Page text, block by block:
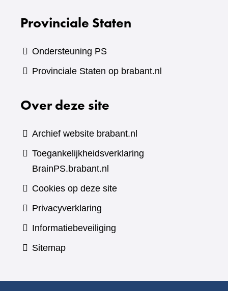
Provinciale Staten
Ondersteuning PS
Provinciale Staten op brabant.nl
Over deze site
Archief website brabant.nl
Toegankelijkheidsverklaring
BrainPS.brabant.nl
Cookies op deze site
Privacyverklaring
Informatiebeveiliging
Sitemap